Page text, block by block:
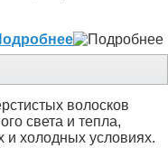
волосков
света и тепла,
и холодных условиях.